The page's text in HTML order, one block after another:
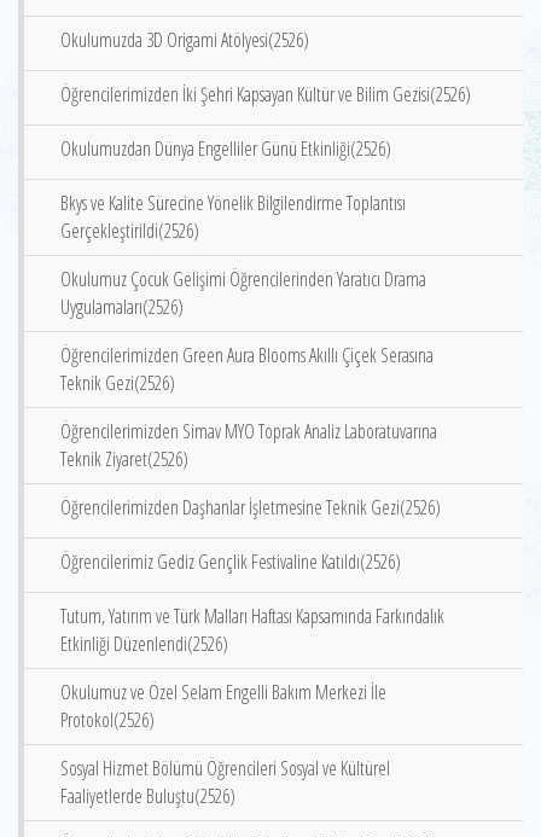
Okulumuzda 3D Origami Atölyesi(2526)
Öğrencilerimizden İki Şehri Kapsayan Kültür ve Bilim Gezisi(2526)
Okulumuzdan Dünya Engelliler Günü Etkinliği(2526)
Bkys ve Kalite Sürecine Yönelik Bilgilendirme Toplantısı
Gerçekleştirildi(2526)
Okulumuz Çocuk Gelişimi Öğrencilerinden Yaratıcı Drama
Uygulamaları(2526)
Öğrencilerimizden Green Aura Blooms Akıllı Çiçek Serasına
Teknik Gezi(2526)
Öğrencilerimizden Simav MYO Toprak Analiz Laboratuvarına
Teknik Ziyaret(2526)
Öğrencilerimizden Daşhanlar İşletmesine Teknik Gezi(2526)
Öğrencilerimiz Gediz Gençlik Festivaline Katıldı(2526)
Tutum, Yatırım ve Türk Malları Haftası Kapsamında Farkındalık
Etkinliği Düzenlendi(2526)
Okulumuz ve Özel Selam Engelli Bakım Merkezi İle
Protokol(2526)
Sosyal Hizmet Bölümü Öğrencileri Sosyal ve Kültürel
Faaliyetlerde Buluştu(2526)